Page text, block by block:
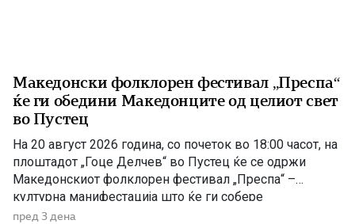
Македонски фолклорен фестивал „Преспа“
ќе ги обедини Македонците од целиот свет
во Пустец
На 20 август 2026 година, со почеток во 18:00 часот, на
плоштадот „Гоце Делчев“ во Пустец ќе се одржи
Македонскиот фолклорен фестивал „Преспа“ –
културна манифестација што ќе ги собере
Македонците од Македонија, Албанија и дијаспората во
пред 3 дена